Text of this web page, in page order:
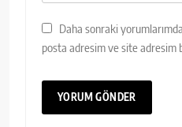
Daha sonraki
posta adresim ve site adresim